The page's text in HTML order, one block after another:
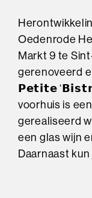
Oedenrode
Markt 9 te
gerenoveerd
𝗣𝗲𝘁𝗶𝘁𝗲
voorhuis is
gerealiseerd
een glas wijn
Daarnaast kun